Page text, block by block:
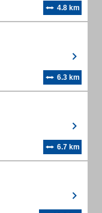
4.8 km
6.3 km
6.7 km